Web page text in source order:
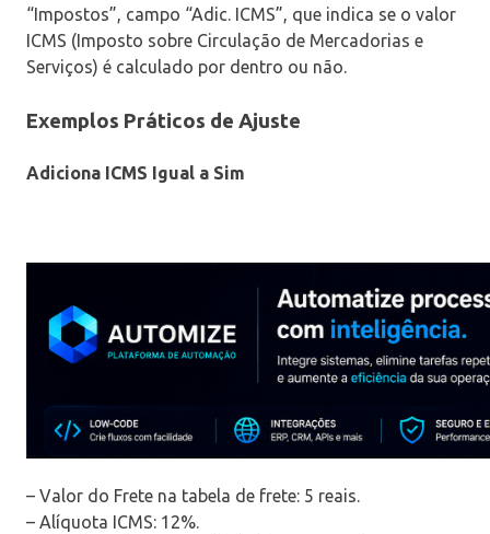
“Impostos”, campo “Adic. ICMS”, que indica se o valor
ICMS (Imposto sobre Circulação de Mercadorias e
Serviços) é calculado por dentro ou não.
Exemplos Práticos de Ajuste
Adiciona ICMS Igual a Sim
– Valor do Frete na tabela de frete: 5 reais.
– Alíquota ICMS: 12%.